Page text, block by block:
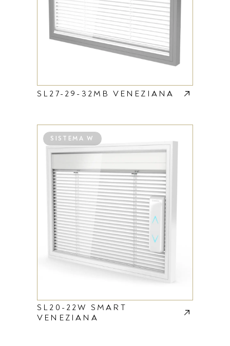
SL27-29-32MB VENEZIANA
SISTEMA W
SL20-22W SMART
VENEZIANA